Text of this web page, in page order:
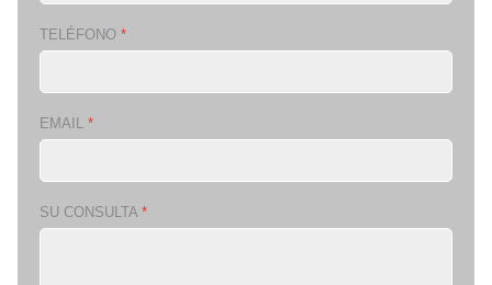
TELÉFONO*
EMAIL*
SU CONSULTA*